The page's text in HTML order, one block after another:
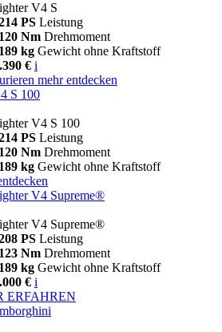
V4 S
PS Leistung
120 Nm Drehmoment
189 kg Gewicht ohne Kraftstoff
€ i
mehr entdecken
S 100
V4 S 100
PS Leistung
120 Nm Drehmoment
189 kg Gewicht ohne Kraftstoff
V4 Supreme®
V4 Supreme®
PS Leistung
123 Nm Drehmoment
189 kg Gewicht ohne Kraftstoff
€ i
ERFAHREN